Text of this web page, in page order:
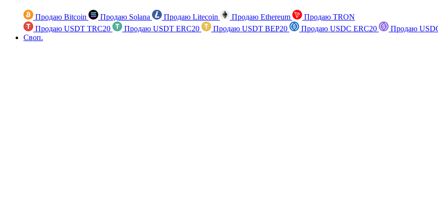
Продаю Bitcoin Продаю Solana Продаю Litecoin Продаю Ethereum
Продаю TRON
Продаю USDT TRC20
Продаю USDT ERC20 Продаю USDT BEP20 Продаю USDC ERC20
Продаю
Своп.